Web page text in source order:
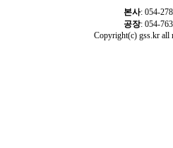
본사: 054-
공장: 054-
Copyright(c) gss.kr all